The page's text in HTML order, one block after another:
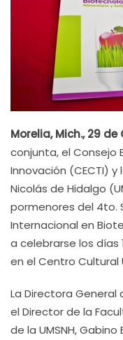
Morelia, Mich., 29
conjunta, el Consejo
Innovación (CECTI)
Nicolás de Hidalgo
pormenores del 4to.
Internacional en
a celebrarse los días
en el Centro Cultural
La Directora General
el Director de la
de la UMSNH,